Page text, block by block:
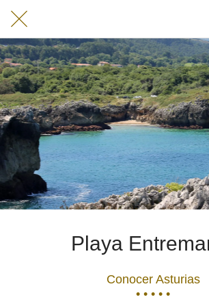
Playa
Conocer Asturias
• • • • •